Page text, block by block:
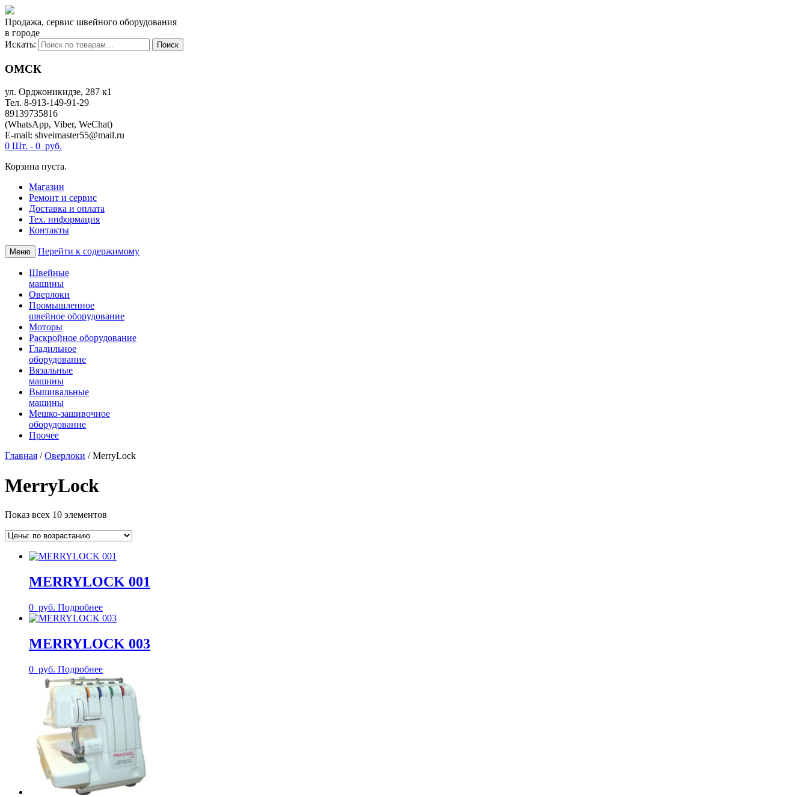
Продажа, сервис швейного оборудования
в городе
Искать:
Поиск
ОМСК
ул. ​Орджоникидзе, 287 к1
Тел. 8-913-149-91-29
89139735816
(WhatsApp, Viber, WeChat)
E-mail: shveimaster55@mail.ru
0 Шт. - 0 руб.
Корзина пуста.
Магазин
Ремонт и сервис
Доставка и оплата
Тех. информация
Контакты
Меню Перейти к содержимому
Швейные
машины
Оверлоки
Промышленное
швейное оборудование
Моторы
Раскройное оборудование
Гладильное
оборудование
Вязальные
машины
Вышивальные
машины
Мешко-зашивочное
оборудование
Прочее
Главная /Оверлоки / MerryLock
MerryLock
Показ всех 10 элементов
MERRYLOCK 001
0 руб. Подробнее
MERRYLOCK 003
0 руб. Подробнее